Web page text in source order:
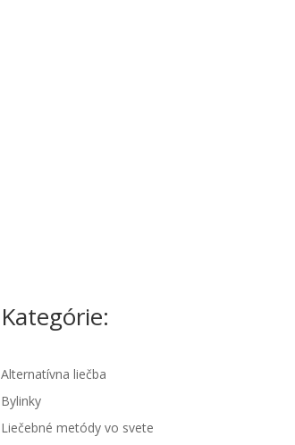
Kategórie:
Alternatívna liečba
Bylinky
Liečebné metódy vo svete